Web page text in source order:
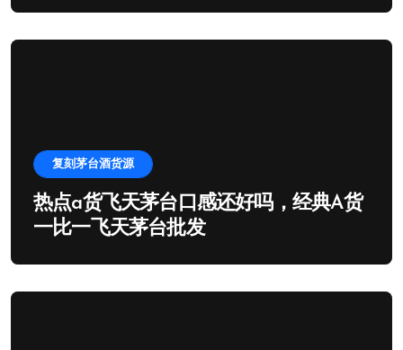
复刻茅台酒货源
热点a货飞天茅台口感还好吗，经典A货
一比一飞天茅台批发